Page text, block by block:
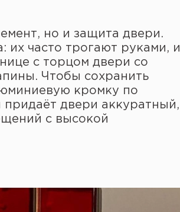
но и защита двери.
их часто трогают руками, и
с торцом двери со
Чтобы сохранить
кромку по
двери аккуратный,
с высокой